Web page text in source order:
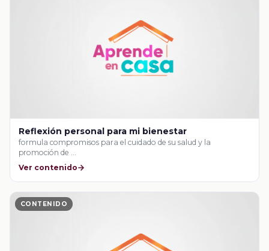
Reflexión personal para mi bienestar
formula compromisos para el cuidado de su salud y la
promoción de …
Ver contenido
CONTENIDO